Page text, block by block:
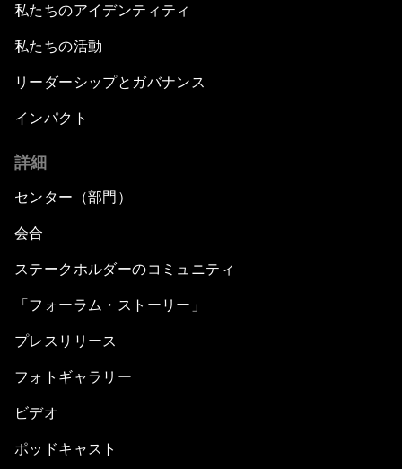
私たちのアイデンティティ
私たちの活動
リーダーシップとガバナンス
インパクト
詳細
センター（部門）
会合
ステークホルダーのコミュニティ
「フォーラム・ストーリー」
プレスリリース
フォトギャラリー
ビデオ
ポッドキャスト